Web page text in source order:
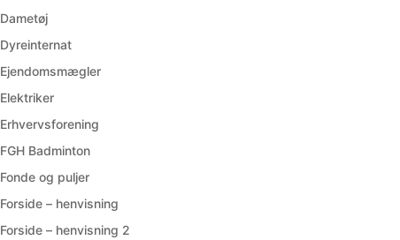
Dametøj
Dyreinternat
Ejendomsmægler
Elektriker
Erhvervsforening
FGH Badminton
Fonde og puljer
Forside – henvisning
Forside – henvisning 2